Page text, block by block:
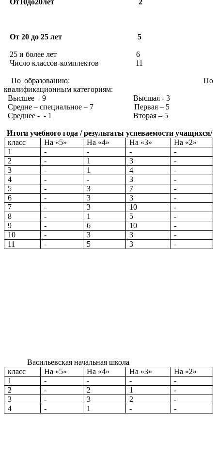
От 20 до 25 лет 5
25 и более лет 6
Число классов-комплектов 11
По образованию: По
квалификационным категориям:
Высшее – 9 Высшая - 3
Средне – специальное – 7 Первая – 5
Среднее - - 1 Вторая – 5
Итоги учебного года / результаты успеваемости учащихся/
класс
На «5» На «4» На «3»
На «2»
1
- - -
-
2
- 1 3
-
3
- 1 4
-
4
- - 3
-
5
- 3 7
-
6
- 3 3
-
7
- 3 10
-
8
- 1 5
-
9
- 6 10
-
10
- 3 3
-
11
- 5 3 -
Васильевская начальная школа
класс
На «5» На «4» На «3»
На «2»
1
- - -
-
2
- 2 1
-
3
- 3 2
-
4
- 1 - -